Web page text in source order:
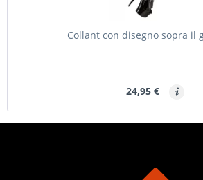
Collant con disegno sopra il
24,95 €